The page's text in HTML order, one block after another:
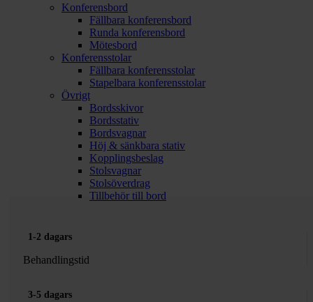
Konferensbord
Fällbara konferensbord
Runda konferensbord
Mötesbord
Konferensstolar
Fällbara konferensstolar
Stapelbara konferensstolar
Övrigt
Bordsskivor
Bordsstativ
Bordsvagnar
Höj & sänkbara stativ
Kopplingsbeslag
Stolsvagnar
Stolsöverdrag
Tillbehör till bord
1-2 dagars
Behandlingstid
3-5 dagars